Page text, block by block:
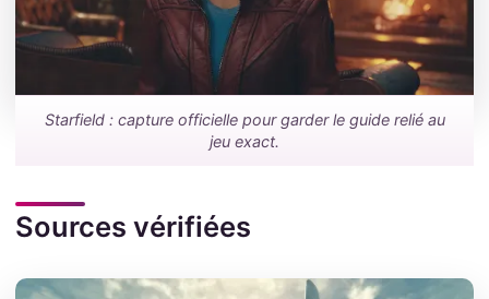
Starfield : capture officielle pour garder le guide relié au
jeu exact.
Sources vérifiées